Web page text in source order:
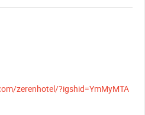
zerenhotel/?igshid=YmMyMTA